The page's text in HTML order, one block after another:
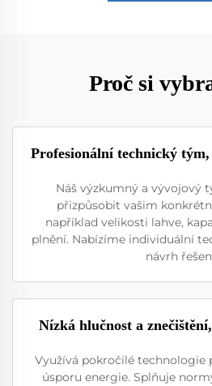
Proč si
Profesionální technický
Náš výzkumný a vývojový
přizpůsobit vašim
například velikosti lahve,
plnění. Nabízíme individuální
návrh
Nízká hlučnost a
Využívá pokročilé technologie
úsporu energie. Splňuje